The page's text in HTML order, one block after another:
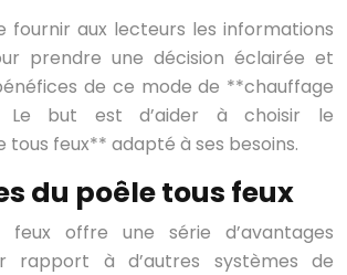
fournir aux lecteurs les informations
prendre une décision éclairée et
de ce mode de **chauffage
Le but est d’aider à choisir le
tous feux** adapté à ses besoins.
du poêle tous feux
offre une série d’avantages
rapport à d’autres systèmes de